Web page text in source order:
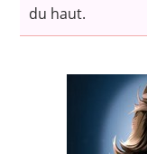
du haut.